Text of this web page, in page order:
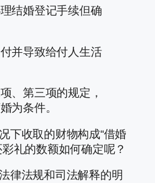
理结婚登记手续但确
付并导致给付人生活
、第三项的规定，
为条件。
下收取的财物构成“借婚
礼的数额如何确定呢？
律法规和司法解释的明